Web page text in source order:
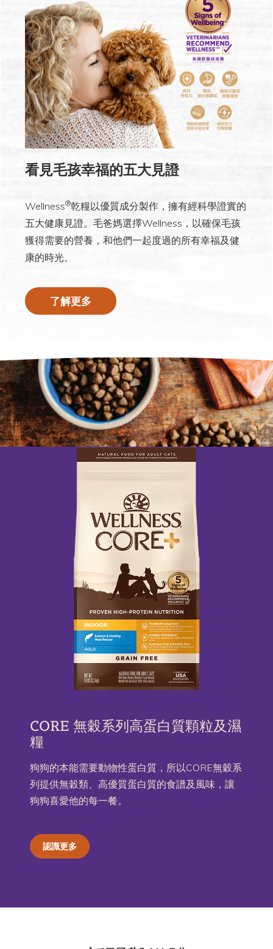
看見毛孩幸福的五大見證
Wellness®乾糧以優質成分製作，擁有經科學證實的
五大健康見證。毛爸媽選擇Wellness，以確保毛孩
獲得需要的營養，和他們一起度過的所有幸福及健
康的時光。
了解更多
CORE 無穀系列高蛋白質顆粒及濕
糧
狗狗的本能需要動物性蛋白質，所以CORE無穀系
列提供無穀類、高優質蛋白質的食譜及風味，讓
狗狗喜愛他的每一餐。
認識更多